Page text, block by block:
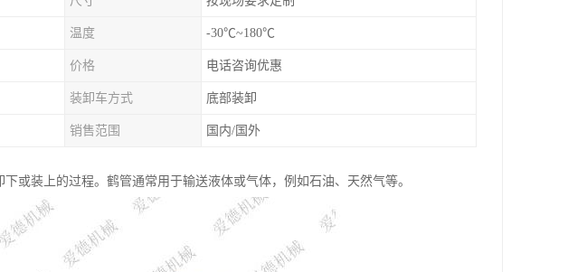
温度 -30℃~180℃
价格 电话咨询优惠
装卸车方式 底部装卸
销售范围 国内/国外
或装上的过程。鹤管通常用于输送液体或气体，例如石油、天然气等。